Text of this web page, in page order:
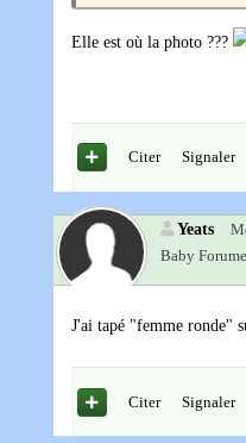
Elle est où la photo ???
Citer Signaler
Yeats
Baby
J'ai tapé "femme ronde"
Citer Signaler